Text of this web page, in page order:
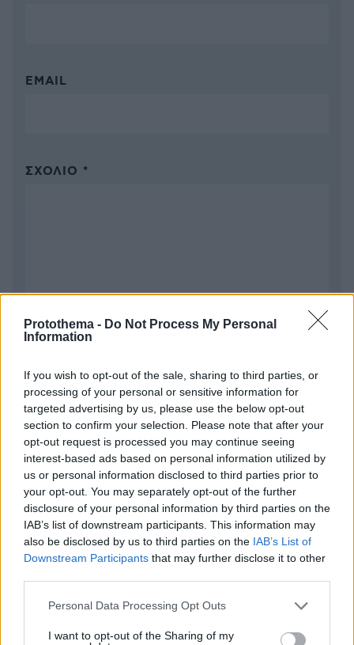
Protothema - Do Not Process My Personal
Information
If you wish to opt-out of the sale, sharing to third parties, or
processing of your personal or sensitive information for
targeted advertising by us, please use the below opt-out
section to confirm your selection. Please note that after your
opt-out request is processed you may continue seeing
interest-based ads based on personal information utilized by
us or personal information disclosed to third parties prior to
your opt-out. You may separately opt-out of the further
disclosure of your personal information by third parties on the
IAB’s list of downstream participants. This information may
also be disclosed by us to third parties on the IAB’s List of
Downstream Participants that may further disclose it to other
Please note that this website/app uses one or more Google
not limited to your visit or usage behaviour. You may click to
Personal Data Processing Opt Outs
I want to opt-out of the Sharing of my
EMAIL
ΣΧΌΛΙΟ *
Απομένουν2500 χαρακτήρες
* Υποχρεωτικά πεδία
ΡΟΗ ΕΙΔΗΣΕΩΝ
Ειδήσεις Δημοφιλή Σχολιασμένα
Τρόμος για τουρίστες στη Μποτσουάνα: Ιπποπόταμος